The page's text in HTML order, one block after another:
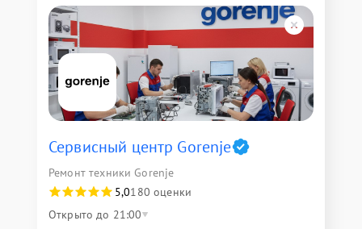
Сервисный центр Gorenje
Ремонт техники Gorenje
5,0180 оценки
Открыто до 21:00